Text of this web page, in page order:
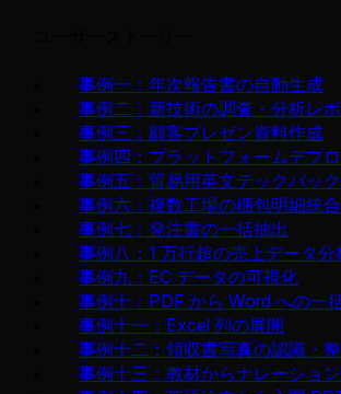
事例一：年次報告書の自動生成
事例二：新技術の調査・分析レ
事例三：顧客プレゼン資料作成
事例四：プラットフォームデプ
事例五：貿易用英文テックパッ
事例六：複数工場の梱包明細統合
事例七：発注書の一括抽出
事例八：1 万行超の売上データ分
事例九：EC データの可視化
事例十：PDF から Word への一
事例十一：Excel 列の展開
事例十二：領収書写真の認識・
事例十三：教材からナレーショ